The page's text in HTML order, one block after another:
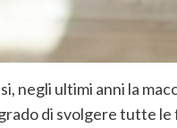
negli ultimi anni la
di svolgere tutte